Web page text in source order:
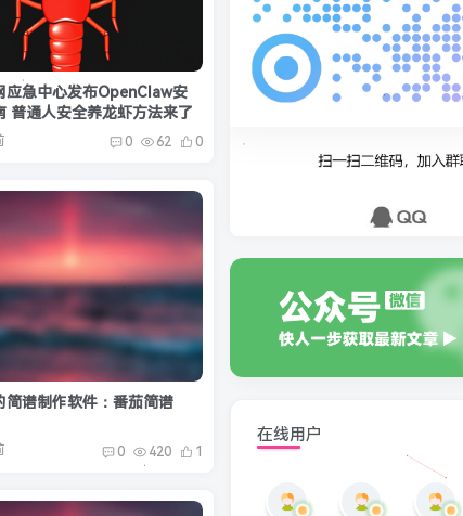
应急中心发布OpenClaw安
普通人安全养龙虾方法来了
0 62 0
简谱制作软件：番茄简谱
0 420 1
在线用户